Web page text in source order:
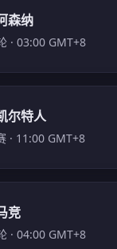
森纳
· 03:00 GMT+8
尔特人
· 11:00 GMT+8
竞
· 04:00 GMT+8